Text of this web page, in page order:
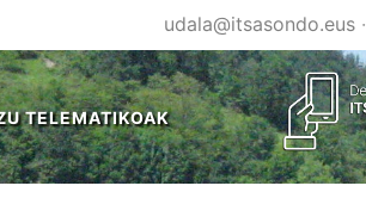
udala@itsasondo.eus·
TELEMATIKOAK